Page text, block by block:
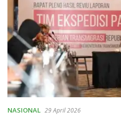
NASIONAL 29 April 2026